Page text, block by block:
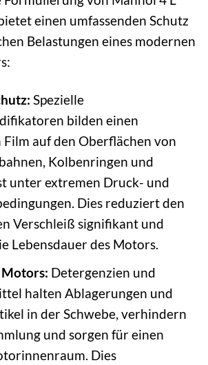
einen umfassenden Schutz
Belastungen eines modernen
Spezielle
bilden einen
Film auf den Oberflächen von
Kolbenringen und
unter extremen Druck- und
Dies reduziert den
Verschleiß signifikant und
Lebensdauer des Motors.
Motors: Detergenzien und
halten Ablagerungen und
in der Schwebe, verhindern
und sorgen für einen
Dies